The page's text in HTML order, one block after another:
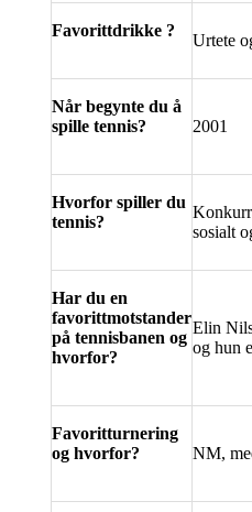
Favorittdrikke ?
Urtete
Når begynte du å
spille tennis?
2001
Hvorfor spiller du
tennis?
sosialt
Har du en
favorittmotstander
på tennisbanen og
hvorfor?
Elin
og hun
Favoritturnering
og hvorfor?
NM,